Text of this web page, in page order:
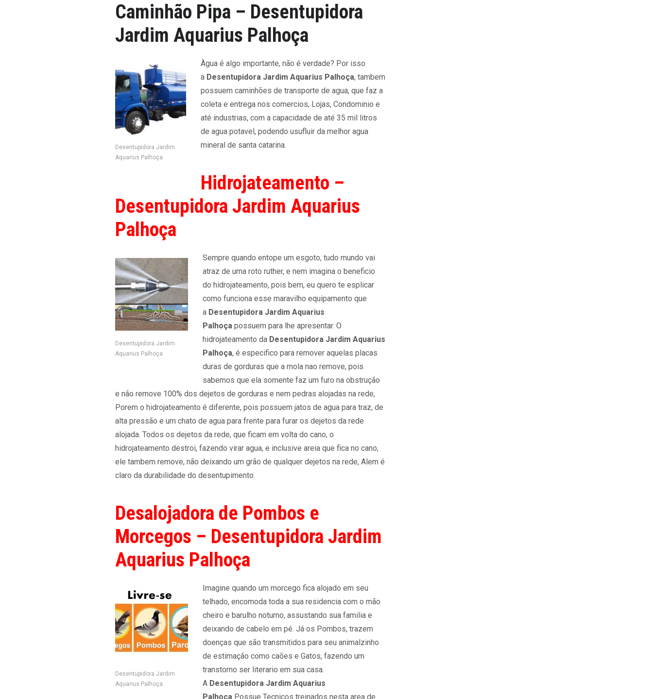
Caminhão Pipa – Desentupidora
Jardim Aquarius Palhoça
Desentupidora Jardim
Aquarius Palhoça
Àgua é algo importante, não é verdade? Por isso
a Desentupidora Jardim Aquarius Palhoça, tambem
possuem caminhões de transporte de agua, que faz a
coleta e entrega nos comercios, Lojas, Condominio e
até industrias, com a capacidade de até 35 mil litros
de agua potavel, podendo usufluir da melhor agua
mineral de santa catarina.
Hidrojateamento –
Desentupidora Jardim Aquarius
Palhoça
Desentupidora Jardim
Aquarius Palhoça
Sempre quando entope um esgoto, tudo mundo vai
atraz de uma roto ruther, e nem imagina o beneficio
do hidrojateamento, pois bem, eu quero te esplicar
como funciona esse maravilho equipamento que
a Desentupidora Jardim Aquarius
Palhoça possuem para lhe apresentar. O
hidrojateamento da Desentupidora Jardim Aquarius
Palhoça, é especifico para remover aquelas placas
duras de gorduras que a mola nao remove, pois
sabemos que ela somente faz um furo na obstrução
e não remove 100% dos dejetos de gorduras e nem pedras alojadas na rede,
Porem o hidrojateamento é diferente, pois possuem jatos de agua para traz, de
alta pressão e um chato de agua para frente para furar os dejetos da rede
alojada. Todos os dejetos da rede, que ficam em volta do cano, o
hidrojateamento destroi, fazendo virar agua, e inclusive areia que fica no cano,
ele tambem remove, não deixando um grão de qualquer dejetos na rede, Alem é
claro da durabilidade do desentupimento.
Desalojadora de Pombos e
Morcegos – Desentupidora Jardim
Aquarius Palhoça
Desentupidora Jardim
Aquarius Palhoça
Imagine quando um morcego fica alojado em seu
telhado, encomoda toda a sua residencia com o mão
cheiro e barulho noturno, assustando sua familia e
deixando de cabelo em pé. Já os Pombos, trazem
doenças que são transmitidos para seu animalzinho
de estimação como caões e Gatos, fazendo um
transtorno ser literario em sua casa.
A Desentupidora Jardim Aquarius
Palhoça Possue Tecnicos treinados nesta area de